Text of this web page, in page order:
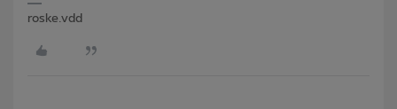
roske.vdd